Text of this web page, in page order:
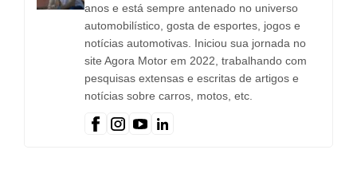
anos e está sempre antenado no universo
automobilístico, gosta de esportes, jogos e
notícias automotivas. Iniciou sua jornada no
site Agora Motor em 2022, trabalhando com
pesquisas extensas e escritas de artigos e
notícias sobre carros, motos, etc.